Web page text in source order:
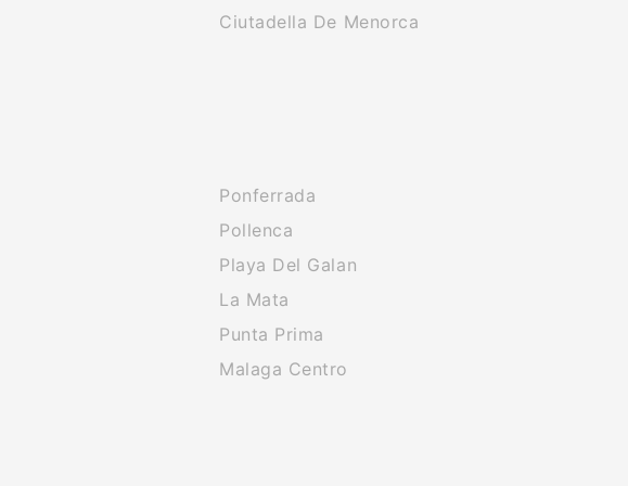
Ciutadella De Menorca
Ponferrada
Pollenca
Playa Del Galan
La Mata
Punta Prima
Malaga Centro